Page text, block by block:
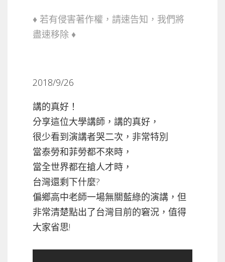
♦ 若有侵害著作權，請速告知，我們將
盡速移除 ♦
2018/9/26
講的真好！
分享這位大學講師，講的真好，
很少看到演講者哭二次，非常特別
當泰勞和菲勞都不來時，
當全世界都在搶人才時，
台灣還剩下什麼?
偏鄉高中老師一場無關藍綠的演講， 但
非常清楚點出了台灣目前的窘況，值得
大家省思!